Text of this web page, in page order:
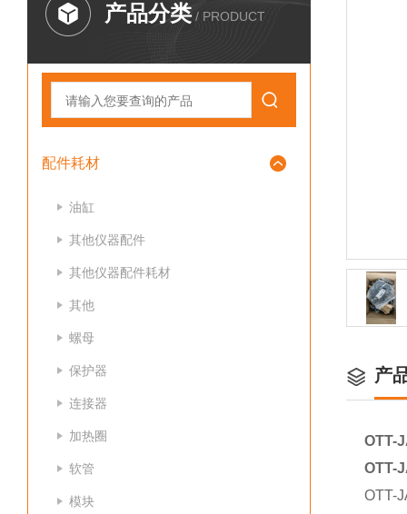
产品分类 / PRODUCT
配件耗材
油缸
其他仪器配件
其他仪器配件耗材
其他
螺母
保护器
连接器
加热圈
软管
模块
产
OTT-
OTT-
OTT-